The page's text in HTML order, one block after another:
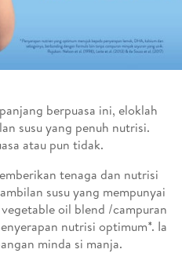
berpuasa ini, eloklah
susu yang penuh nutrisi.
atau pun tidak.
tenaga dan nutrisi
susu yang mempunyai
oil blend /campuran
nutrisi optimum*. Ia
minda si manja.